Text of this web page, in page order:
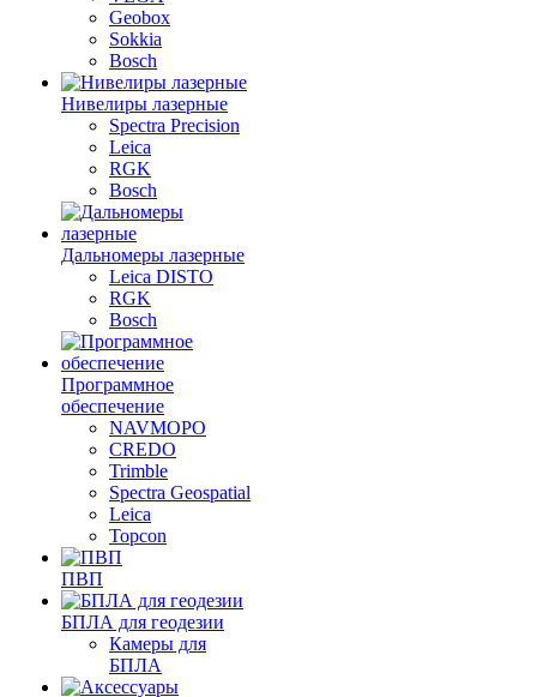
Geobox
Sokkia
Bosch
Нивелиры лазерные
Spectra Precision
Leica
RGK
Bosch
Дальномеры лазерные
Leica DISTO
RGK
Bosch
Программное
обеспечение
NAVMOPO
CREDO
Trimble
Spectra Geospatial
Leica
Topcon
ПВП
БПЛА для геодезии
Камеры для
БПЛА